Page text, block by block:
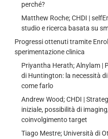
perché?
Matthew Roche; CHDI |
studio e ricerca basata su
Progressi ottenuti tramite
sperimentazione clinica
Priyantha Herath; Alnylam |
di Huntington: la necessità
come farlo
Andrew Wood; CHDI |
iniziale, possibilità di
coinvolgimento target
Tiago Mestre; Università di